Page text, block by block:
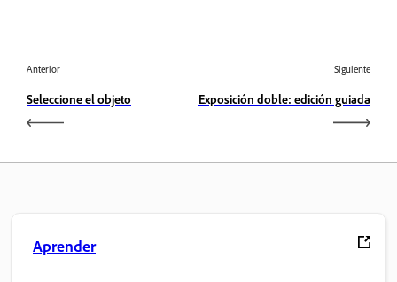
Anterior
Seleccione el objeto
Siguiente
Exposición doble: edición guiada
Aprender